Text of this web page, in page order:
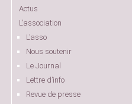
Actus
L’association
L’asso
Nous soutenir
Le Journal
Lettre d’info
Revue de presse